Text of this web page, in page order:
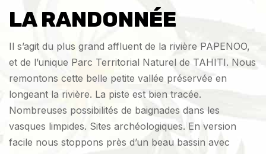
LA RANDONNÉE
Il s’agit du plus grand affluent de la rivière PAPENOO,
et de l’unique Parc Territorial Naturel de TAHITI. Nous
remontons cette belle petite vallée préservée en
longeant la rivière. La piste est bien tracée.
Nombreuses possibilités de baignades dans les
vasques limpides. Sites archéologiques. En version
facile nous stoppons près d’un beau bassin avec